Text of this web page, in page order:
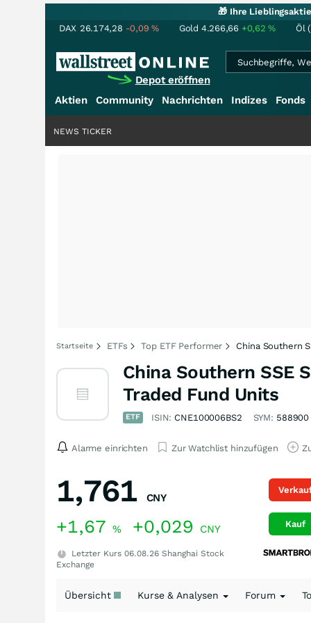
🎁 Ihre
DAX 26.174,28 -0,09% Gold 4.266,66 +0,62% Öl
Depot eröffnen
Aktien Community Nachrichten Indizes Fonds
NEWS TICKER
Startseite ETFs Top ETF Performer China Southern
China Southern SSE
Traded Fund Units
ETF ISIN: CNE100006BS2 SYM: 588900
Alarme einrichten Zur Watchlist hinzufügen
1,761 CNY
+1,67 % +0,029 CNY
Letzter Kurs 06.08.26 Shanghai Stock
Exchange
Kauf
Übersicht Kurse & Analysen Forum